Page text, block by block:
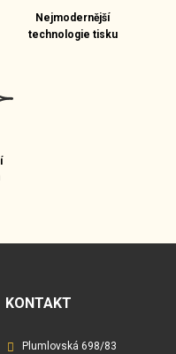
Nejmodernější
technologie tisku
KONTAKT
Plumlovská 698/83